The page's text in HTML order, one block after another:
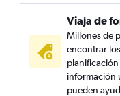
Viaja de
Millones de
encontrar
información
pueden